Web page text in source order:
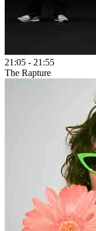
21:05 - 21:55
The Rapture